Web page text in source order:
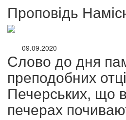
Проповідь
09.09.2020
Слово до дня
преподобних
Печерських, що
печерах